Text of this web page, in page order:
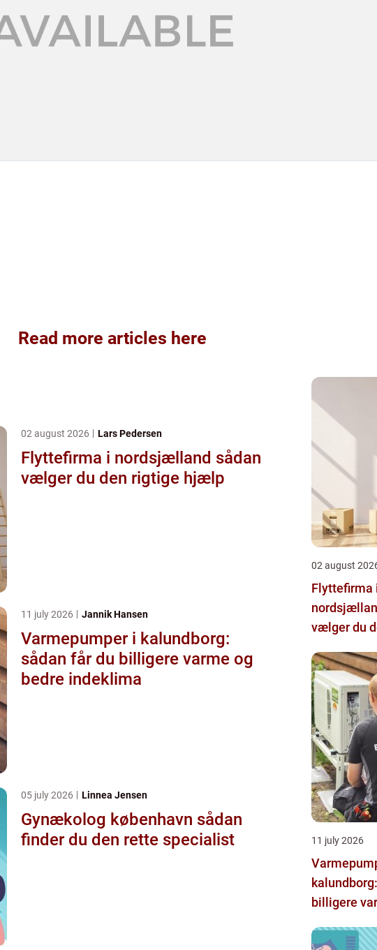
Read more articles here
02 august 2026 Lars Pedersen
Flyttefirma i nordsjælland sådan
vælger du den rigtige hjælp
11 july 2026 Jannik Hansen
Varmepumper i kalundborg:
sådan får du billigere varme og
bedre indeklima
05 july 2026 Linnea Jensen
Gynækolog københavn sådan
finder du den rette specialist
02 august
Flyttefirma
nordsjælland
vælger du
11 july 2026
billigere